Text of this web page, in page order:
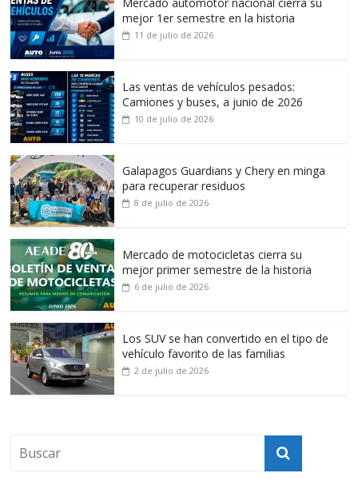
mejor 1er semestre en la historia
11 de julio de 2026
Las ventas de vehículos pesados:
Camiones y buses, a junio de 2026
10 de julio de 2026
Galapagos Guardians y Chery en minga
para recuperar residuos
8 de julio de 2026
Mercado de motocicletas cierra su
mejor primer semestre de la historia
6 de julio de 2026
Los SUV se han convertido en el tipo de
vehículo favorito de las familias
2 de julio de 2026